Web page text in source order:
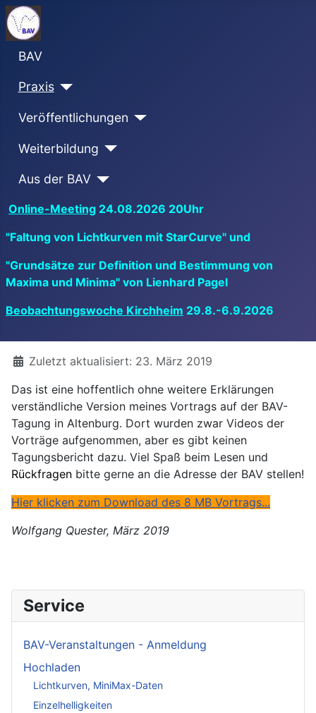
BAV
Praxis
Veröffentlichungen
Weiterbildung
Aus der BAV
Online-Meeting 24.08.2026 20Uhr
"Faltung von Lichtkurven mit StarCurve" und
"Grundsätze zur Definition und Bestimmung von
Maxima und Minima" von Lienhard Pagel
Beobachtungswoche Kirchheim 29.8.-6.9.2026
DetailsZuletzt aktualisiert: 23. März 2019
Das ist eine hoffentlich ohne weitere Erklärungen
verständliche Version meines Vortrags auf der BAV-
Tagung in Altenburg. Dort wurden zwar Videos der
Vorträge aufgenommen, aber es gibt keinen
Tagungsbericht dazu. Viel Spaß beim Lesen und
Rückfragen bitte gerne an die Adresse der BAV stellen!
Hier klicken zum Download des 8 MB Vortrags...
Wolfgang Quester, März 2019
Service
BAV-Veranstaltungen - Anmeldung
Hochladen
Lichtkurven, MiniMax-Daten
Einzelhelligkeiten